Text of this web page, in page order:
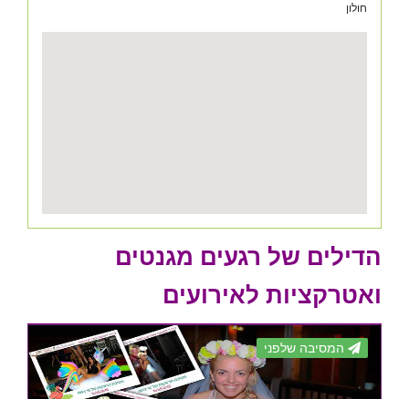
חולון
הדילים של רגעים מגנטים
ואטרקציות לאירועים
המסיבה שלפני